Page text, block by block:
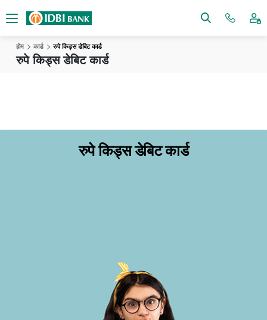
होम कार्ड रुपे किड्स डेबिट कार्ड
रुपे किड्स डेबिट कार्ड
रुपे किड्स डेबिट कार्ड